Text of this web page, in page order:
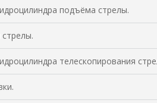
подъёма стрелы.
телескопирования